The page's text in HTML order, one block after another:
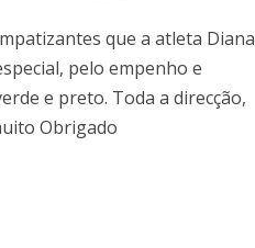
que a atleta Diana
pelo empenho e
e preto. Toda a direcção,
Obrigado